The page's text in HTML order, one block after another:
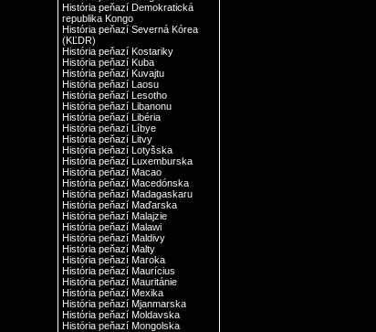
História peňazí Demokratická
republika Kongo
História peňazí Severná Kórea
(KĽDR)
História peňazí Kostariky
História peňazí Kuba
História peňazí Kuvajtu
História peňazí Laosu
História peňazí Lesotho
História peňazí Libanonu
História peňazí Libéria
História peňazí Líbye
História peňazí Litvy
História peňazí Lotyšska
História peňazí Luxemburska
História peňazí Macao
História peňazí Macedónska
História peňazí Madagaskaru
História peňazí Maďarska
História peňazí Malajzie
História peňazí Malawi
História peňazí Maldivy
História peňazí Malty
História peňazí Maroka
História peňazí Maurícius
História peňazí Mauritánie
História peňazí Mexika
História peňazí Mjanmarska
História peňazí Moldavska
História peňazí Mongolska